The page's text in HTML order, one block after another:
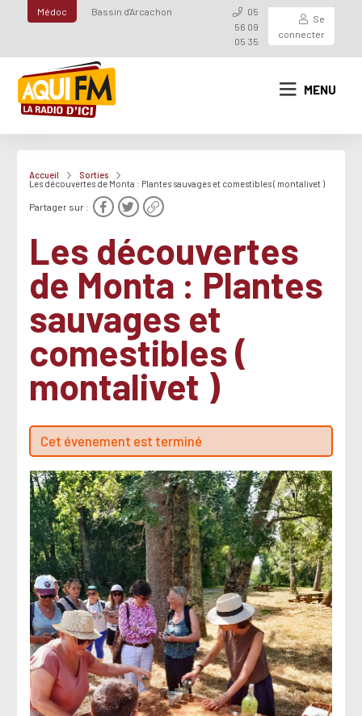
Médoc Bassin d'Arcachon
05
56 09
05 35
Se
connecter
MENU
Accueil
Sorties
Les découvertes de Monta : Plantes sauvages et comestibles ( montalivet )
Partager sur :
Les découvertes
de Monta : Plantes
sauvages et
comestibles (
montalivet )
Cet évenement est terminé